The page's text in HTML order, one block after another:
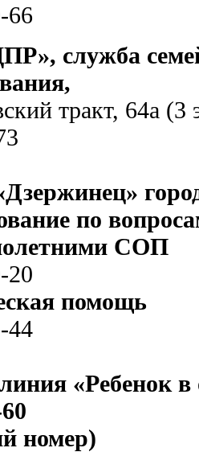
66
служба
тракт, 64а (3
по
СОП
20
помощь
44
«Ребенок в
номер)